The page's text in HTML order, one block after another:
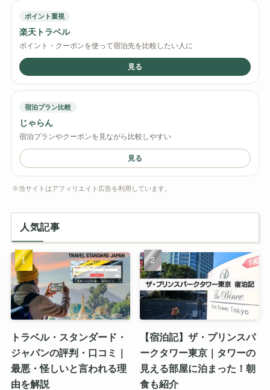
ポイント重視
楽天トラベル
ポイント・クーポンを使って宿泊先を比較したい人に
見る
宿泊プラン比較
じゃらん
宿泊プランやクーポンを見ながら比較しやすい
見る
※当サイトはアフィリエイト広告を利用しています。
人気記事
トラベル・スタンダード・
ジャパンの評判・口コミ｜
最悪・怪しいと言われる理
由を解説
【宿泊記】ザ・プリンスパ
ークタワー東京｜タワーの
見える部屋に泊まった！朝
食も紹介